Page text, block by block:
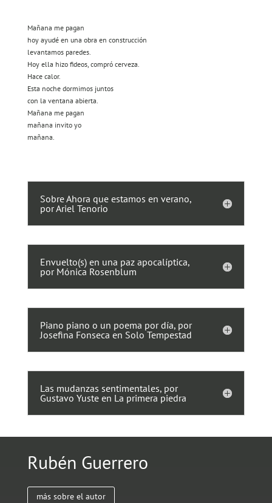
Mañana me pagan
hoy ayudé en una obra en construcción
levantamos paredes.
Hoy ella hizo fideos, compró cerveza.
Hace calor.
Esta noche dormimos juntos
con la ventana abierta.
Mañana me pagan
mañana invito yo
mañana.
Sobre Ahora que estamos en verano,
por Ariel Tenorio
Envuelto(s) en una paz apocalíptica,
por Mónica Rosenblum
Piano piano o un poema por día, por
Josefina Fonseca en Solo Tempestad
Las mudanzas sentimentales, por
Gustavo Yuste en La primera piedra
Rubén Guerrero
más sobre el autor